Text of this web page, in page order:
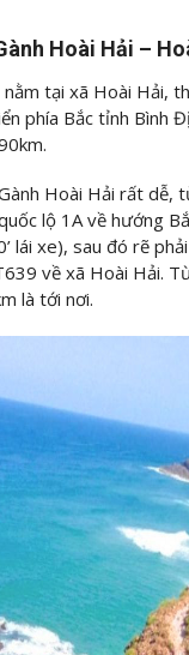
Hoài Hải –
nằm tại xã Hoài Hải,
phía Bắc tỉnh Bình
Hoài Hải rất dễ,
lộ 1A về hướng
lái xe), sau đó rẽ
về xã Hoài Hải.
là tới nơi.